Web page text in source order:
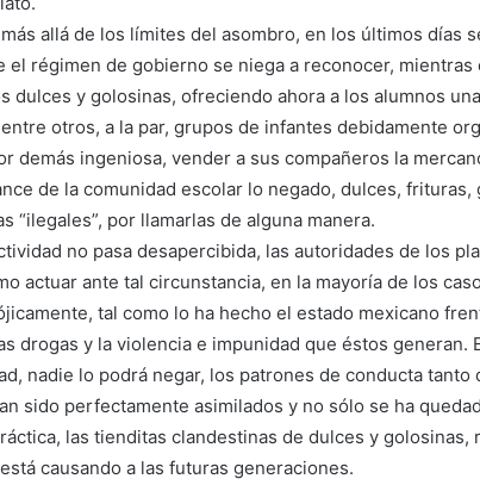
allá de los límites del asombro, en los últimos días
el régimen de gobierno se niega a reconocer,
dulces y golosinas, ofreciendo ahora a los alumnos
otros, a la par, grupos de infantes debidamente
demás ingeniosa, vender a sus compañeros la
de la comunidad escolar lo negado, dulces,
“ilegales”, por llamarlas de alguna manera.
no pasa desapercibida, las autoridades de los
actuar ante tal circunstancia, en la mayoría de los
tal como lo ha hecho el estado mexicano
drogas y la violencia e impunidad que éstos generan.
nadie lo podrá negar, los patrones de conducta
sido perfectamente asimilados y no sólo se ha
las tienditas clandestinas de dulces y
causando a las futuras generaciones.